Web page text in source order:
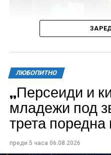
Всички събития ще се
Райкович“, срещу
свободен. Програмата ще
изпълнители GoGo, Toria,
ЛЮБОПИТНО
„Персеиди и
младежи под
трета поредна
преди 5 часа 06.08.2026